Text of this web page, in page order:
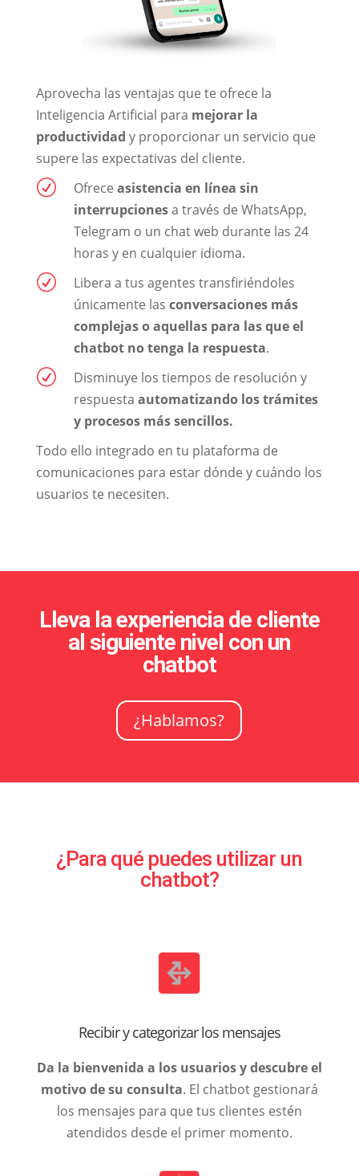
Aprovecha las ventajas que te ofrece la
Inteligencia Artificial para mejorar la
productividad y proporcionar un servicio que
supere las expectativas del cliente.
R Ofrece asistencia en línea sin
interrupcionesa través de WhatsApp,
Telegram o un chat web durante las 24
horas y en cualquier idioma.
R
Libera a tus agentes transfiriéndoles
únicamente las conversaciones más
complejas o aquellas para las que el
chatbot no tenga la respuesta.
R
Disminuye los tiempos de resolución y
respuesta automatizando los trámites
y procesos más sencillos.
Todo ello integrado en tu plataforma de
comunicaciones para estar dónde y cuándo los
usuarios te necesiten.
Lleva la experiencia de cliente
al siguiente nivel con un
chatbot
¿Hablamos?
¿Para qué puedes utilizar un
chatbot?
Recibir y categorizar los mensajes
Da la bienvenida a los usuarios y descubre el
motivo de su consulta. El chatbot gestionará
los mensajes para que tus clientes estén
atendidos desde el primer momento.